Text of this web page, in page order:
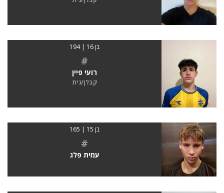
בן 16 | 194
#
רועי פיין
קבלן/נית
בן 15 | 165
#
עמית פלג